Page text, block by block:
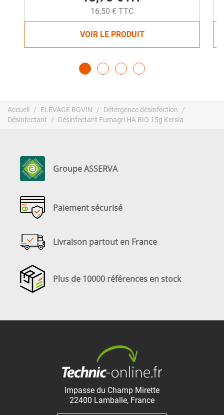
16,50 € TTC
VOIR LE PRODUIT
Accueil ELEVAGE BOVIN
Détergence désinfection
Désinfectant
Désinfectant Fumagri HA BIO 15g Kersia
Groupe ASSERVA
Paiement sécurisé
Livraison partout en France
Plus de 10000 références en stock
Impasse du Champ Mirette
22400 Lamballe, France